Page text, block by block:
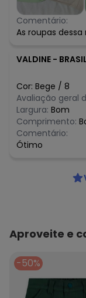
Comentário:
As roupas
VALDINE -
Cor: Bege / 8
Avaliação geral
Largura: Bom
Comprimento:
Comentário:
Ótimo
Aproveite e
-50%